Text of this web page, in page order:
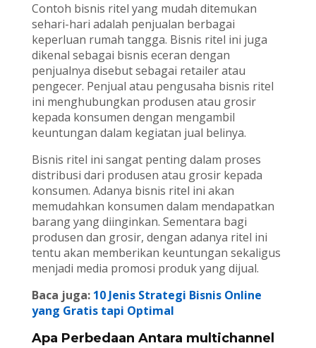
Contoh bisnis ritel yang mudah ditemukan
sehari-hari adalah penjualan berbagai
keperluan rumah tangga. Bisnis ritel ini juga
dikenal sebagai bisnis eceran dengan
penjualnya disebut sebagai retailer atau
pengecer. Penjual atau pengusaha bisnis ritel
ini menghubungkan produsen atau grosir
kepada konsumen dengan mengambil
keuntungan dalam kegiatan jual belinya.
Bisnis ritel ini sangat penting dalam proses
distribusi dari produsen atau grosir kepada
konsumen. Adanya bisnis ritel ini akan
memudahkan konsumen dalam mendapatkan
barang yang diinginkan. Sementara bagi
produsen dan grosir, dengan adanya ritel ini
tentu akan memberikan keuntungan sekaligus
menjadi media promosi produk yang dijual.
Baca juga: 10 Jenis Strategi Bisnis Online
yang Gratis tapi Optimal
Apa Perbedaan Antara multichannel